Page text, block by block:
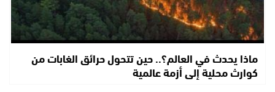
ماذا يحدث في العالم؟.. حين تتحول حرائق الغابات من
كوارث محلية إلى أزمة عالمية